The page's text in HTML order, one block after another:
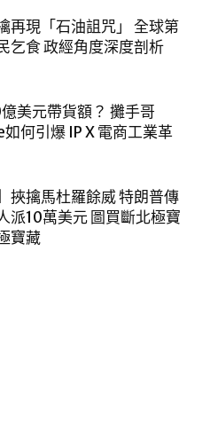
再現「石油詛咒」 全球第
乞食 政經角度深度剖析
美元帶貨額？ 攤手哥
何引爆 IP X 電商工業革
挾擒馬杜羅餘威 特朗普傳
派10萬美元 圖買斷北極寶
寶藏